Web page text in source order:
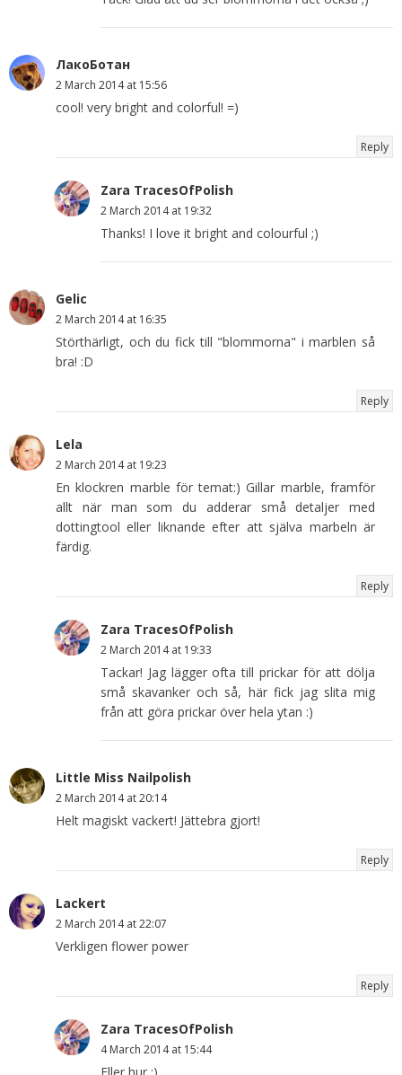
ЛакоБотан
2 March 2014 at 15:56
cool! very bright and colorful! =)
Reply
Zara TracesOfPolish
2 March 2014 at 19:32
Thanks! I love it bright and colourful ;)
Gelic
2 March 2014 at 16:35
Störthärligt, och du fick till "blommorna" i marblen så
bra! :D
Reply
Lela
2 March 2014 at 19:23
En klockren marble för temat:) Gillar marble, framför
allt när man som du adderar små detaljer med
dottingtool eller liknande efter att själva marbeln är
färdig.
Reply
Zara TracesOfPolish
2 March 2014 at 19:33
Tackar! Jag lägger ofta till prickar för att dölja
små skavanker och så, här fick jag slita mig
från att göra prickar över hela ytan :)
Little Miss Nailpolish
2 March 2014 at 20:14
Helt magiskt vackert! Jättebra gjort!
Reply
Lackert
2 March 2014 at 22:07
Verkligen flower power
Reply
Zara TracesOfPolish
4 March 2014 at 15:44